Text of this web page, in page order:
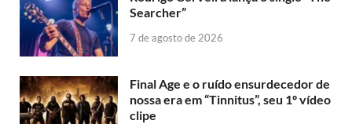
Searcher”
7 de agosto de 2026
Final Age e o ruído ensurdecedor de
nossa era em “Tinnitus”, seu 1º vídeo
clipe